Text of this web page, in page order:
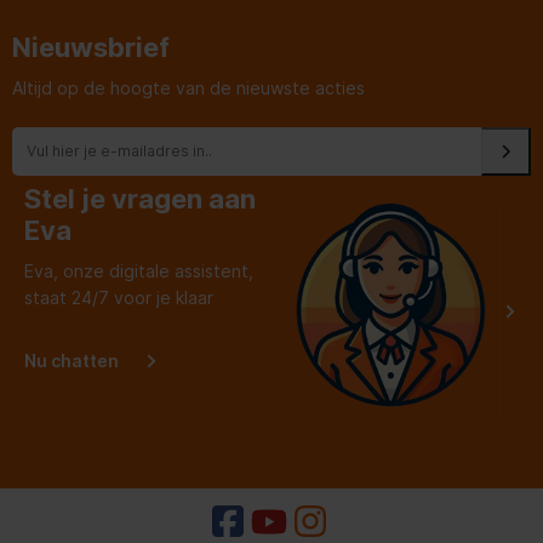
Nieuwsbrief
Altijd op de hoogte van de nieuwste acties
Stel je vragen aan
Eva
Eva, onze digitale assistent,
staat 24/7 voor je klaar
Nu chatten